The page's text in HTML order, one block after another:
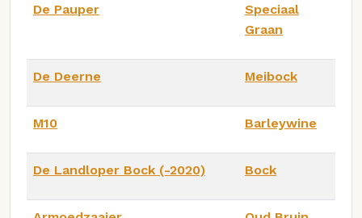
De Pauper
Speciaal
Graan
De Deerne Meibock
M10 Barleywine
De Landloper Bock (-2020) Bock